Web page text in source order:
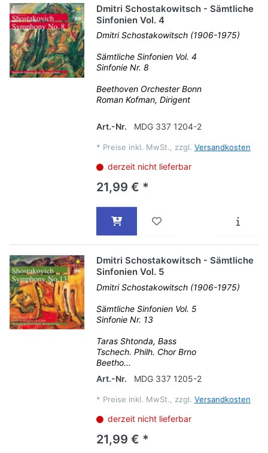
Dmitri Schostakowitsch - Sämtliche
Sinfonien Vol. 4
Dmitri Schostakowitsch (1906-1975)
Sämtliche Sinfonien Vol. 4
Sinfonie Nr. 8
Beethoven Orchester Bonn
Roman Kofman, Dirigent
Art.-Nr. MDG 337 1204-2
* Preise inkl. MwSt., zzgl. Versandkosten
derzeit nicht lieferbar
21,99 € *
Dmitri Schostakowitsch - Sämtliche
Sinfonien Vol. 5
Dmitri Schostakowitsch (1906-1975)
Sämtliche Sinfonien Vol. 5
Sinfonie Nr. 13
Taras Shtonda, Bass
Tschech. Philh. Chor Brno
Beetho...
Art.-Nr.
MDG 337 1205-2
* Preise inkl. MwSt., zzgl. Versandkosten
derzeit nicht lieferbar
21,99 € *